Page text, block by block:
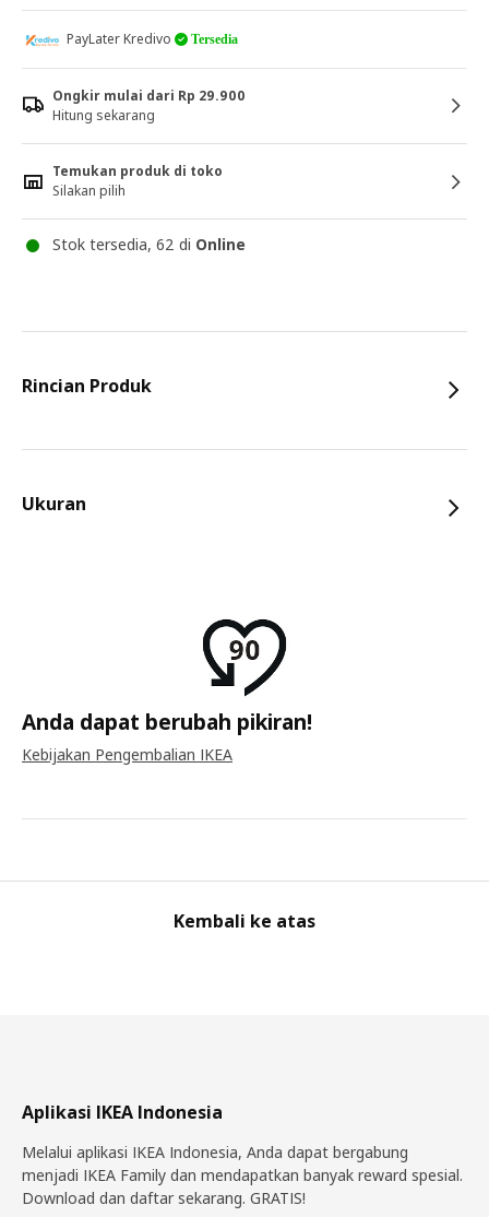
PayLater Kredivo Tersedia
Ongkir mulai dari Rp 29.900
Hitung sekarang
Temukan produk di toko
Silakan pilih
Stok tersedia, 62 di Online
Rincian Produk
Ukuran
Anda dapat berubah pikiran!
Kebijakan Pengembalian IKEA
Kembali ke atas
Aplikasi IKEA Indonesia
Melalui aplikasi IKEA Indonesia, Anda dapat bergabung
menjadi IKEA Family dan mendapatkan banyak reward spesial.
Download dan daftar sekarang. GRATIS!